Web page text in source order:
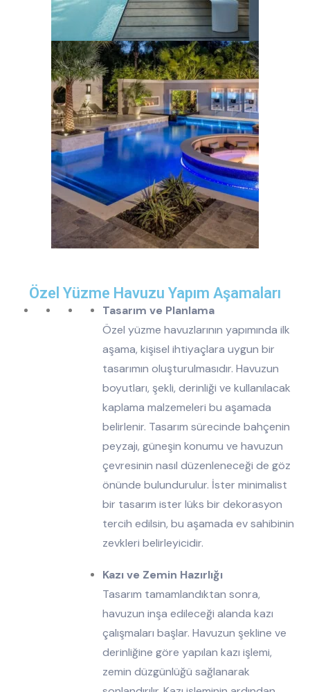
Özel Yüzme Havuzu Yapım Aşamaları
Tasarım ve Planlama
Özel yüzme havuzlarının yapımında ilk
aşama, kişisel ihtiyaçlara uygun bir
tasarımın oluşturulmasıdır. Havuzun
boyutları, şekli, derinliği ve kullanılacak
kaplama malzemeleri bu aşamada
belirlenir. Tasarım sürecinde bahçenin
peyzajı, güneşin konumu ve havuzun
çevresinin nasıl düzenleneceği de göz
önünde bulundurulur. İster minimalist
bir tasarım ister lüks bir dekorasyon
tercih edilsin, bu aşamada ev sahibinin
zevkleri belirleyicidir.
Kazı ve Zemin Hazırlığı
Tasarım tamamlandıktan sonra,
havuzun inşa edileceği alanda kazı
çalışmaları başlar. Havuzun şekline ve
derinliğine göre yapılan kazı işlemi,
zemin düzgünlüğü sağlanarak